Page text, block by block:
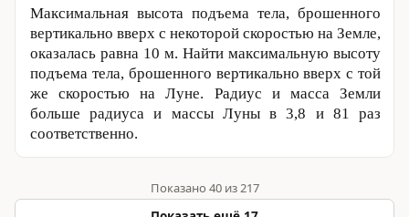
Максимальная высота подъема тела, брошенного
вертикально вверх с некоторой скоростью на Земле,
оказалась равна 10 м. Найти максимальную высоту
подъема тела, брошенного вертикально вверх с той
же скоростью на Луне. Радиус и масса Земли
больше радиуса и массы Луны в 3,8 и 81 раз
соответственно.
Показано 40 из 217